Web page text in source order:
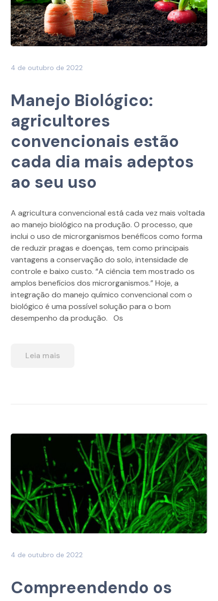
4 de outubro de 2022
Manejo Biológico:
agricultores
convencionais estão
cada dia mais adeptos
ao seu uso
A agricultura convencional está cada vez mais voltada
ao manejo biológico na produção. O processo, que
inclui o uso de microrganismos benéficos como forma
de reduzir pragas e doenças, tem como principais
vantagens a conservação do solo, intensidade de
controle e baixo custo. “A ciência tem mostrado os
amplos benefícios dos microrganismos.” Hoje, a
integração do manejo químico convencional com o
biológico é uma possível solução para o bom
desempenho da produção. Os
Leia mais
4 de outubro de 2022
Compreendendo os